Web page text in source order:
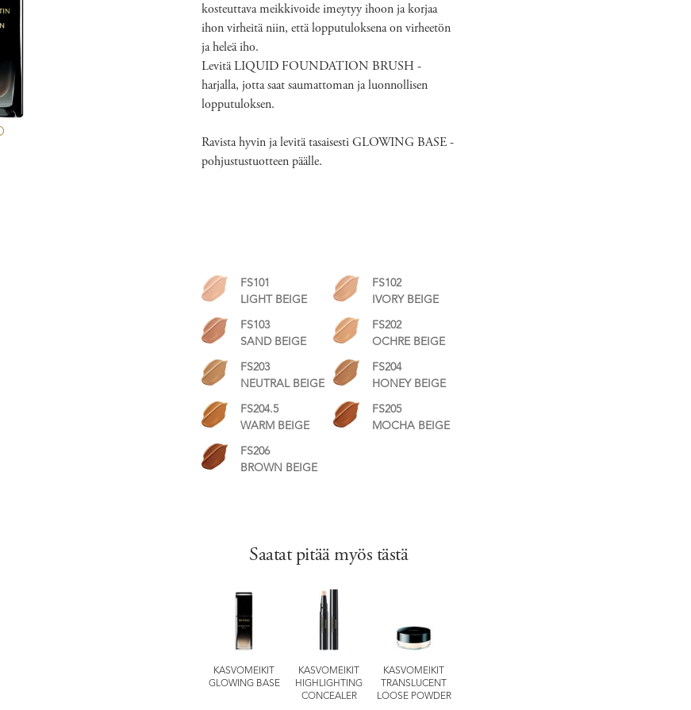
kosteuttava meikkivoide imeytyy ihoon ja korjaa
ihon virheitä niin, että lopputuloksena on virheetön
ja heleä iho.
Levitä LIQUID FOUNDATION BRUSH -
harjalla, jotta saat saumattoman ja luonnollisen
lopputuloksen.
Ravista hyvin ja levitä tasaisesti GLOWING BASE -
pohjustustuotteen päälle.
FS101
LIGHT BEIGE
FS102
IVORY BEIGE
FS103
SAND BEIGE
FS202
OCHRE BEIGE
FS203
NEUTRAL BEIGE
FS204
HONEY BEIGE
FS204.5
WARM BEIGE
FS205
MOCHA BEIGE
FS206
BROWN BEIGE
Saatat pitää myös tästä
KASVOMEIKIT
GLOWING BASE
KASVOMEIKIT
HIGHLIGHTING
CONCEALER
KASVOMEIKIT
TRANSLUCENT
LOOSE POWDER